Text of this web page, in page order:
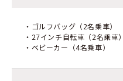
・ゴルフバッグ（2名乗車
・27インチ自転車（2名乗車
・ベビーカー（4名乗車）